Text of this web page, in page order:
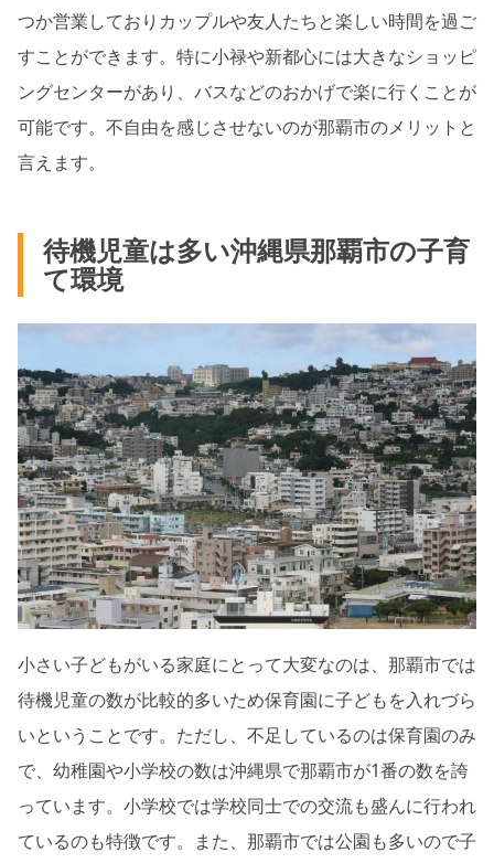
つか営業しておりカップルや友人たちと楽しい時間を過ご
すことができます。特に小禄や新都心には大きなショッピ
ングセンターがあり、バスなどのおかげで楽に行くことが
可能です。不自由を感じさせないのが那覇市のメリットと
言えます。
待機児童は多い沖縄県那覇市の子育
て環境
小さい子どもがいる家庭にとって大変なのは、那覇市では
待機児童の数が比較的多いため保育園に子どもを入れづら
いということです。ただし、不足しているのは保育園のみ
で、幼稚園や小学校の数は沖縄県で那覇市が1番の数を誇
っています。小学校では学校同士での交流も盛んに行われ
ているのも特徴です。また、那覇市では公園も多いので子